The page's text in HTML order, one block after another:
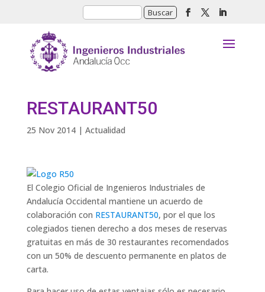
RESTAURANT50
25 Nov 2014| Actualidad
El Colegio Oficial de Ingenieros Industriales de
Andalucía Occidental mantiene un acuerdo de
colaboración con RESTAURANT50, por el que los
colegiados tienen derecho a dos meses de reservas
gratuitas en más de 30 restaurantes recomendados
con un 50% de descuento permanente en platos de
carta.